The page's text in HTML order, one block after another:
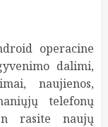
operacine
dalimi,
naujienos,
telefonų
rasite naujų